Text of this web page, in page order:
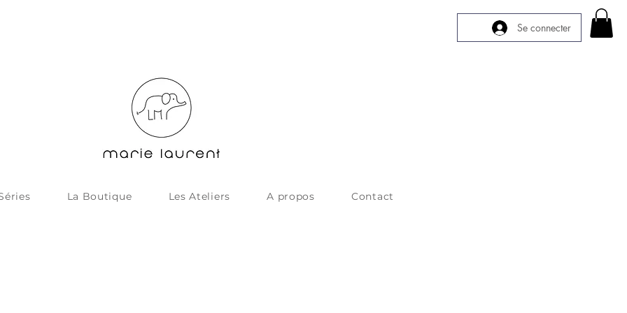
Se connecter
La Boutique Les Ateliers A propos Contact